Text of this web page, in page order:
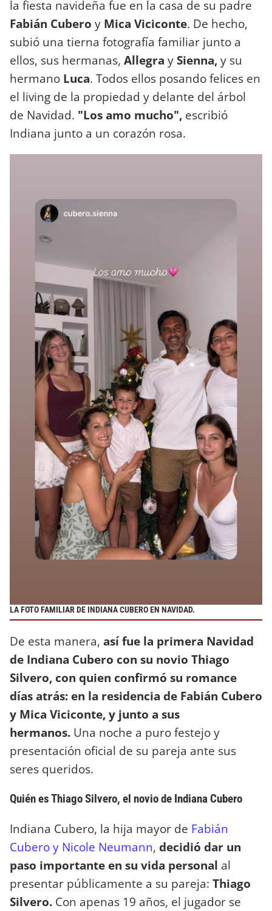
la fiesta navideña fue en la casa de su padre
Fabián Cubero y Mica Viciconte. De hecho,
subió una tierna fotografía familiar junto a
ellos, sus hermanas, Allegra ySienna,y su
hermano Luca. Todos ellos posando felices en
el living de la propiedad y delante del árbol
de Navidad. "Los amo mucho", escribió
Indiana junto a un corazón rosa.
LA FOTO FAMILIAR DE INDIANA CUBERO EN NAVIDAD.
De esta manera, así fue la primera Navidad
de Indiana Cubero con su novio Thiago
Silvero, con quien confirmó su romance
días atrás: en la residencia de Fabián Cubero
y Mica Viciconte, y junto a sus
hermanos. Una noche a puro festejo y
presentación oficial de su pareja ante sus
seres queridos.
Quién es Thiago Silvero, el novio de Indiana Cubero
Indiana Cubero, la hija mayor de Fabián
Cubero y Nicole Neumann, decidió dar un
paso importante en su vida personal al
presentar públicamente a su pareja: Thiago
Silvero. Con apenas 19 años, el jugador se